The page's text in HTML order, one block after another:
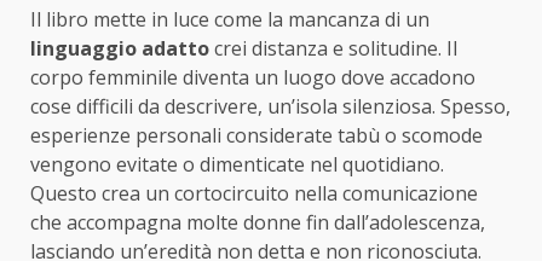
Il libro mette in luce come la mancanza di un
linguaggio adattocrei distanza e solitudine. Il
corpo femminile diventa un luogo dove accadono
cose difficili da descrivere, un’isola silenziosa. Spesso,
esperienze personali considerate tabù o scomode
vengono evitate o dimenticate nel quotidiano.
Questo crea un cortocircuito nella comunicazione
che accompagna molte donne fin dall’adolescenza,
lasciando un’eredità non detta e non riconosciuta.